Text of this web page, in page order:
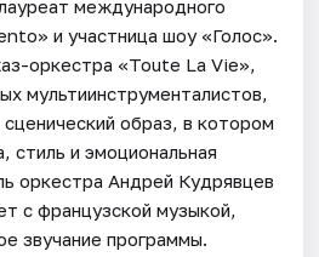
международного
и участница шоу «Голос».
оркестра «Toute La Vie»,
мультиинструменталистов,
образ, в котором
стиль и эмоциональная
оркестра Андрей Кудрявцев
с французской музыкой,
звучание программы.